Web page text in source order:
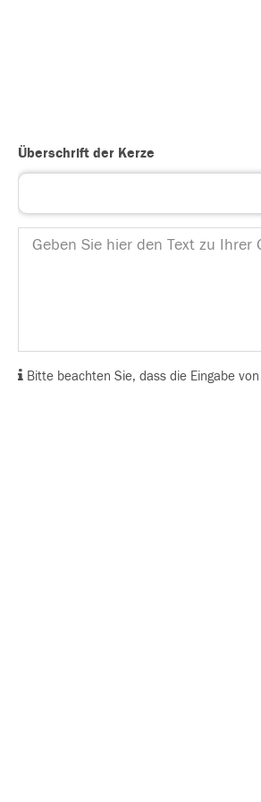
Überschrift der Kerze
Bitte beachten Sie, dass die Eingabe